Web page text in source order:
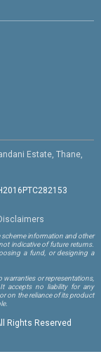
Estate, Thane,
scheme information and other
indicative of future returns.
a fund, or designing a
warranties or representations,
accepts no liability for any
on the reliance of its product
Rights Reserved